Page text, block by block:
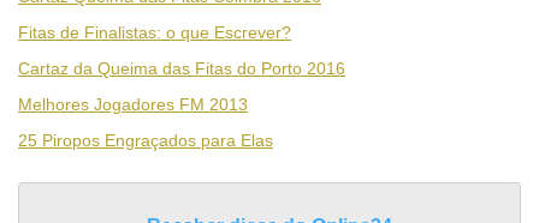
Fitas de Finalistas: o que Escrever?
Cartaz da Queima das Fitas do Porto 2016
Melhores Jogadores FM 2013
25 Piropos Engraçados para Elas